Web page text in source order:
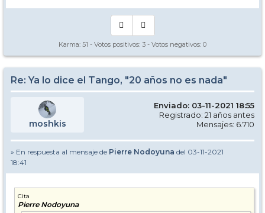
Karma: 51 - Votos positivos: 3 - Votos negativos: 0
Re: Ya lo dice el Tango, "20 años no es nada"
moshkis
Enviado: 03-11-2021 18:55
Registrado: 21 años antes
Mensajes: 6.710
» En respuesta al mensaje de Pierre Nodoyuna del 03-11-2021
18:41
Cita
Pierre Nodoyuna